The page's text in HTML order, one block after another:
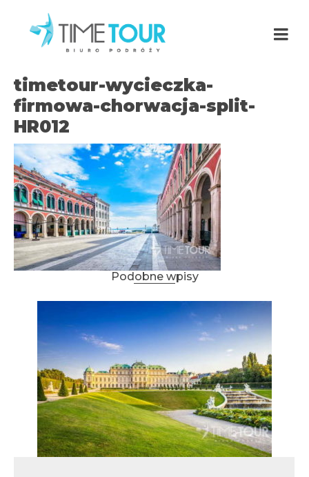
timetour-wycieczka-
firmowa-chorwacja-split-
HR012
Podobne wpisy